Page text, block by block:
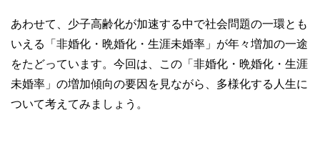
あわせて、少子高齢化が加速する中で社会問題の一環とも
いえる「非婚化・晩婚化・生涯未婚率」が年々増加の一途
をたどっています。今回は、この「非婚化・晩婚化・生涯
未婚率」の増加傾向の要因を見ながら、多様化する人生に
ついて考えてみましょう。